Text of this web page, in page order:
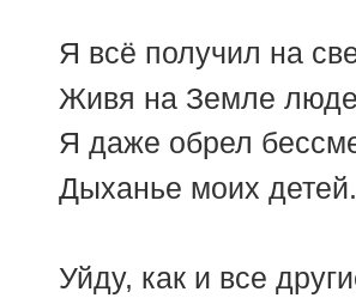
Я всё получил на
Живя на Земле
Я даже обрел
Дыханье моих детей.
Уйду, как и все